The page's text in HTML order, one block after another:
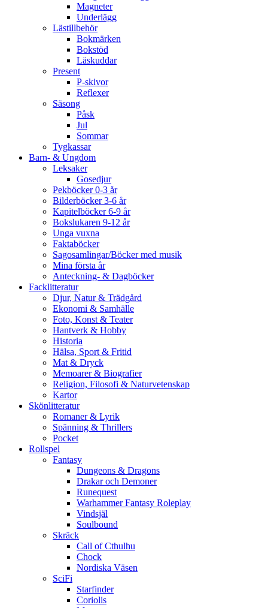
Magneter
Underlägg
Lästillbehör
Bokmärken
Bokstöd
Läskuddar
Present
P-skivor
Reflexer
Säsong
Påsk
Jul
Sommar
Tygkassar
Barn- & Ungdom
Leksaker
Gosedjur
Pekböcker 0-3 år
Bilderböcker 3-6 år
Kapitelböcker 6-9 år
Bokslukaren 9-12 år
Unga vuxna
Faktaböcker
Sagosamlingar/Böcker med musik
Mina första år
Anteckning- & Dagböcker
Facklitteratur
Djur, Natur & Trädgård
Ekonomi & Samhälle
Foto, Konst & Teater
Hantverk & Hobby
Historia
Hälsa, Sport & Fritid
Mat & Dryck
Memoarer & Biografier
Religion, Filosofi & Naturvetenskap
Kartor
Skönlitteratur
Romaner & Lyrik
Spänning & Thrillers
Pocket
Rollspel
Fantasy
Dungeons & Dragons
Drakar och Demoner
Runequest
Warhammer Fantasy Roleplay
Vindsjäl
Soulbound
Skräck
Call of Cthulhu
Chock
Nordiska Väsen
SciFi
Starfinder
Coriolis